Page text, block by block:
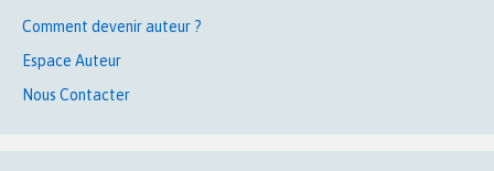
Comment devenir auteur ?
Espace Auteur
Nous Contacter